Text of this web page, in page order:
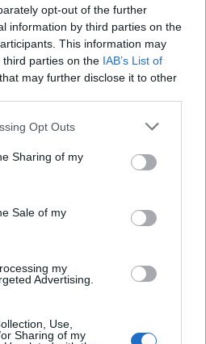
opt-out of the further
information by third parties on the
This information may
parties on the IAB’s List of
that may further disclose it to other
Opt Outs
Sharing of my
Sale of my
my
Advertising.
Use,
Sharing of my
στρες φροντιστές ασθενών με καρκίνο